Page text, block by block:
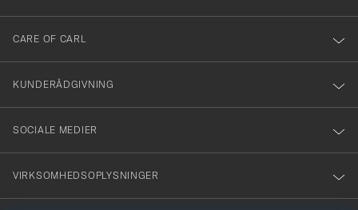
dig
till
vårt
nyhetsbrev!
CARE OF CARL
KUNDERÅDGIVNING
SOCIALE MEDIER
VIRKSOMHEDSOPLYSNINGER